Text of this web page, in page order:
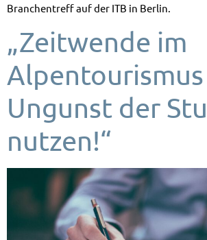
Branchentreff auf der ITB in Berlin.
„Zeitwende im
Alpentourismus
Ungunst der
nutzen!“